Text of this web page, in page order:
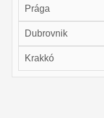
Prága
Dubrovnik
Krakkó